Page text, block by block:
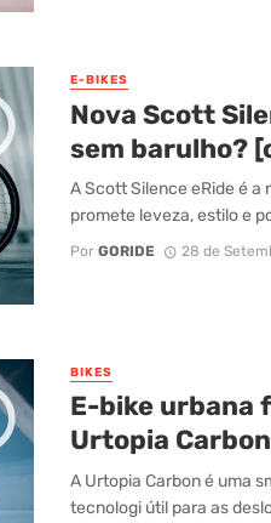
E-BIKES
Nova Scott
sem barulho?
A Scott Silence eRide é
promete leveza, estilo e
Por GORIDE 28 de
BIKES
E-bike urbana
Urtopia Carbon
A Urtopia Carbon é uma
tecnologi útil para as